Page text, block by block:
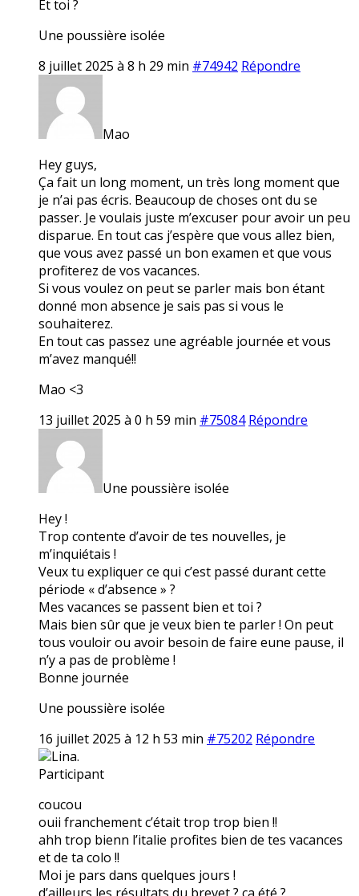
Et toi ?
Une poussière isolée
8 juillet 2025 à 8 h 29 min #74942 Répondre
Mao
Hey guys,
Ça fait un long moment, un très long moment que
je n’ai pas écris. Beaucoup de choses ont du se
passer. Je voulais juste m’excuser pour avoir un peu
disparue. En tout cas j’espère que vous allez bien,
que vous avez passé un bon examen et que vous
profiterez de vos vacances.
Si vous voulez on peut se parler mais bon étant
donné mon absence je sais pas si vous le
souhaiterez.
En tout cas passez une agréable journée et vous
m’avez manqué!!
Mao <3
13 juillet 2025 à 0 h 59 min #75084 Répondre
Une poussière isolée
Hey !
Trop contente d’avoir de tes nouvelles, je
m’inquiétais !
Veux tu expliquer ce qui c’est passé durant cette
période « d’absence » ?
Mes vacances se passent bien et toi ?
Mais bien sûr que je veux bien te parler ! On peut
tous vouloir ou avoir besoin de faire eune pause, il
n’y a pas de problème !
Bonne journée
Une poussière isolée
16 juillet 2025 à 12 h 53 min #75202 Répondre
Lina.
Participant
coucou
ouii franchement c’était trop trop bien !!
ahh trop bienn l’italie profites bien de tes vacances
et de ta colo !!
Moi je pars dans quelques jours !